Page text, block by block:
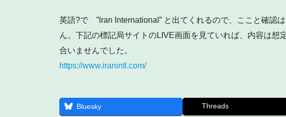
英語?で ”Iran International” と出てくれるので、ここと確認
ん。下記の標記局サイトのLIVE画面を見ていれば、内容は想
合いませんでした。
https://www.iranintl.com/
Bluesky Threads